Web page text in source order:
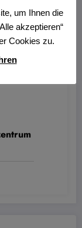
um Ihnen die
akzeptieren“
Cookies zu.